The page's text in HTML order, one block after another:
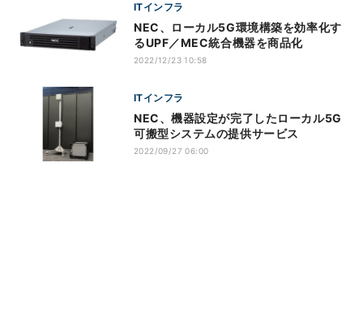
ITインフラ
NEC、ローカル5G環境構築を効率化す
るUPF／MEC統合機器を商品化
2022/12/23 10:58
ITインフラ
NEC、機器設定が完了したローカル5G
可搬型システムの提供サービス
2022/09/27 06:00